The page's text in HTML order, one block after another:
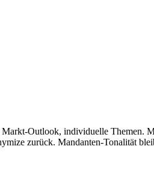
Markt-Outlook, individuelle Themen.
zurück. Mandanten-Tonalität